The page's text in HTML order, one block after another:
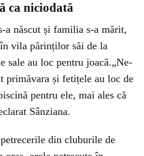
ca niciodată
a născut și familia s-a mărit,
în vila părinților săi de la
sale au loc pentru joacă.„Ne-
primăvara și fetițele au loc de
pentru ele, mai ales că
Sânziana.
din cluburile de